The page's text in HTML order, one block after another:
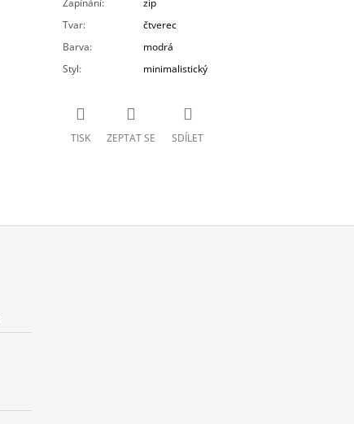
Zapínání:
zip
Tvar:
čtverec
Barva:
modrá
Styl: minimalistický
TISK ZEPTAT SE SDÍLET